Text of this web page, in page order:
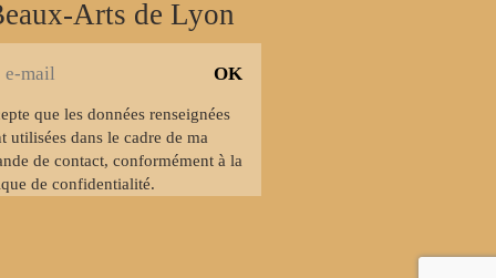
Arts de Lyon
que les données renseignées
utilisées dans le cadre de ma
de contact, conformément à la
de confidentialité.